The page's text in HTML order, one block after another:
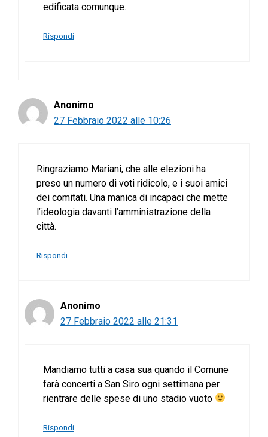
edificata comunque.
Rispondi
Anonimo
27 Febbraio 2022 alle 10:26
Ringraziamo Mariani, che alle elezioni ha
preso un numero di voti ridicolo, e i suoi amici
dei comitati. Una manica di incapaci che mette
l’ideologia davanti l’amministrazione della
città.
Rispondi
Anonimo
27 Febbraio 2022 alle 21:31
Mandiamo tutti a casa sua quando il Comune
farà concerti a San Siro ogni settimana per
rientrare delle spese di uno stadio vuoto
Rispondi